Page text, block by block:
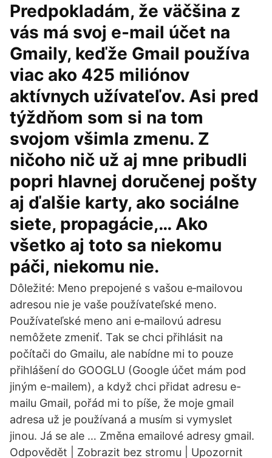
Predpokladám, že väčšina z
vás má svoj e-mail účet na
Gmaily, keďže Gmail používa
viac ako 425 miliónov
aktívnych užívateľov. Asi pred
týždňom som si na tom
svojom všimla zmenu. Z
ničoho nič už aj mne pribudli
popri hlavnej doručenej pošty
aj ďalšie karty, ako sociálne
siete, propagácie,… Ako
všetko aj toto sa niekomu
páči, niekomu nie.
Dôležité: Meno prepojené s vašou e‑mailovou
adresou nie je vaše používateľské meno.
Používateľské meno ani e‑mailovú adresu
nemôžete zmeniť. Tak se chci přihlásit na
počítači do Gmailu, ale nabídne mi to pouze
přihlášení do GOOGLU (Google účet mám pod
jiným e-mailem), a když chci přidat adresu e-
mailu Gmail, pořád mi to píše, že moje gmail
adresa už je používaná a musím si vymyslet
jinou. Já se ale … Změna emailové adresy gmail.
Odpovědět | Zobrazit bez stromu | Upozornit